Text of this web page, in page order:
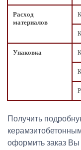
Расход
материалов
Упаковка
Получить
оформить заказ